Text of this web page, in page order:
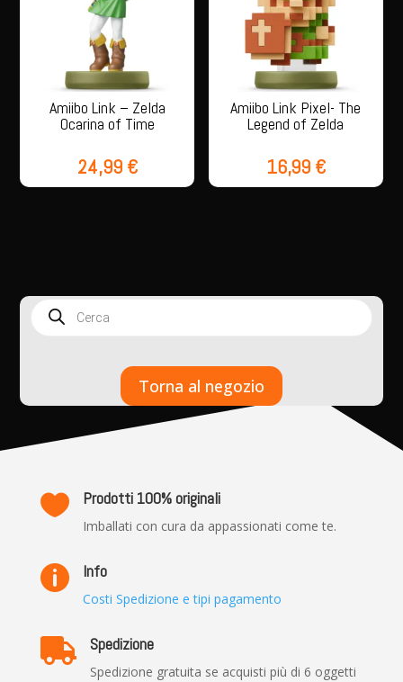
Amiibo Link – Zelda
Ocarina of Time
24,99 €
Amiibo Link Pixel- The
Legend of Zelda
16,99 €
search
Torna al negozio
 Prodotti 100% originali
Imballati con cura da appassionati come te.
 Info
Costi Spedizione e tipi pagamento
 Spedizione
Spedizione gratuita se acquisti più di 6 oggetti